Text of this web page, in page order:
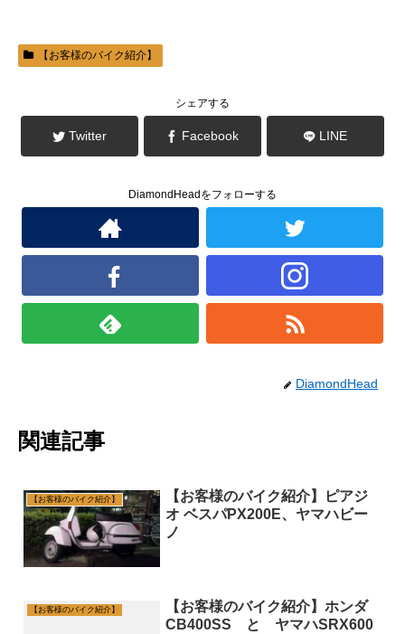
ン
ド
ウ
ま
)
【お客様のバイク紹介】
シェアする
Twitter Facebook LINE
DiamondHeadをフォローする
DiamondHead
関連記事
【お客様のバイク紹介】
【お客様のバイク紹介】ピアジ
オ ベスパPX200E、ヤマハビー
ノ
【お客様のバイク紹介】
【お客様のバイク紹介】ホンダ
CB400SS と ヤマハSRX600